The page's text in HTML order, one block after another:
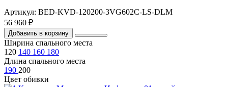
Артикул: BED-KVD-120200-3VG602C-LS-DLM
56 960 ₽
Добавить в корзину
Ширина спального места
120 140 160 180
Длина спального места
190 200
Цвет обивки